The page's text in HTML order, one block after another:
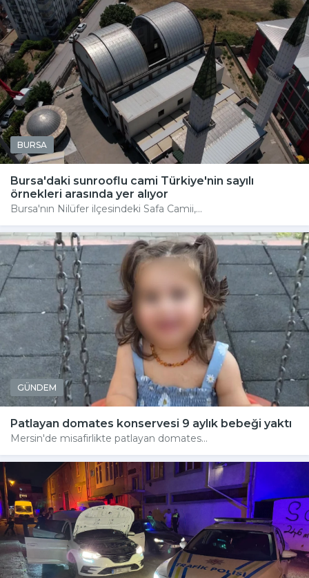
BURSA
Bursa'daki sunrooflu cami Türkiye'nin sayılı
örnekleri arasında yer alıyor
Bursa'nın Nilüfer ilçesindeki Safa Camii,...
GÜNDEM
Patlayan domates konservesi 9 aylık bebeği yaktı
Mersin'de misafirlikte patlayan domates...